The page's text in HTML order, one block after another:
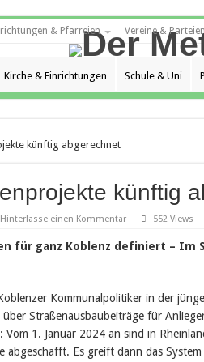
& Pfarreien Vereine &
Kirche & Einrichtungen Schule & Uni
künftig abgerechnet
künftig
Hinterlasse einen Kommentar 552 Views
für ganz Koblenz definiert – Im
Kommunalpolitiker in der
Straßenausbaubeiträge für
Vom 1. Januar 2024 an sind in
abgeschafft. Es greift dann das